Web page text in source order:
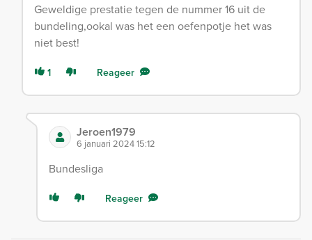
Geweldige prestatie tegen de nummer 16 uit de
bundeling,ookal was het een oefenpotje het was
niet best!
1 Reageer
Jeroen1979
6 januari 2024 15:12
Bundesliga
Reageer